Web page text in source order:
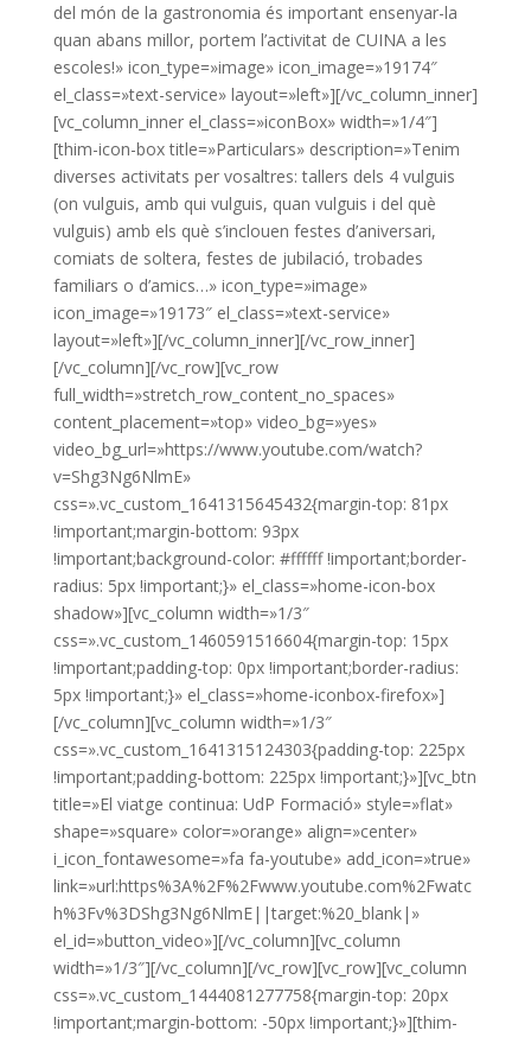
del món de la gastronomia és important ensenyar-la
quan abans millor, portem l’activitat de CUINA a les
escoles!» icon_type=»image» icon_image=»19174″
el_class=»text-service» layout=»left»][/vc_column_inner]
[vc_column_inner el_class=»iconBox» width=»1/4″]
[thim-icon-box title=»Particulars» description=»Tenim
diverses activitats per vosaltres: tallers dels 4 vulguis
(on vulguis, amb qui vulguis, quan vulguis i del què
vulguis) amb els què s’inclouen festes d’aniversari,
comiats de soltera, festes de jubilació, trobades
familiars o d’amics…» icon_type=»image»
icon_image=»19173″ el_class=»text-service»
layout=»left»][/vc_column_inner][/vc_row_inner]
[/vc_column][/vc_row][vc_row
full_width=»stretch_row_content_no_spaces»
content_placement=»top» video_bg=»yes»
video_bg_url=»https://www.youtube.com/watch?
v=Shg3Ng6NlmE»
css=».vc_custom_1641315645432{margin-top: 81px
!important;margin-bottom: 93px
!important;background-color: #ffffff !important;border-
radius: 5px !important;}» el_class=»home-icon-box
shadow»][vc_column width=»1/3″
css=».vc_custom_1460591516604{margin-top: 15px
!important;padding-top: 0px !important;border-radius:
5px !important;}» el_class=»home-iconbox-firefox»]
[/vc_column][vc_column width=»1/3″
css=».vc_custom_1641315124303{padding-top: 225px
!important;padding-bottom: 225px !important;}»][vc_btn
title=»El viatge continua: UdP Formació» style=»flat»
shape=»square» color=»orange» align=»center»
i_icon_fontawesome=»fa fa-youtube» add_icon=»true»
link=»url:https%3A%2F%2Fwww.youtube.com%2Fwatc
h%3Fv%3DShg3Ng6NlmE||target:%20_blank|»
el_id=»button_video»][/vc_column][vc_column
width=»1/3″][/vc_column][/vc_row][vc_row][vc_column
css=».vc_custom_1444081277758{margin-top: 20px
!important;margin-bottom: -50px !important;}»][thim-